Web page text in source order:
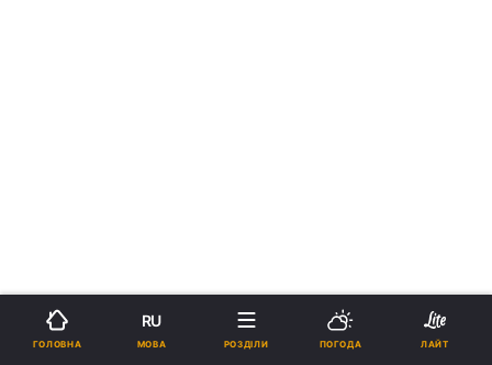
ГОЛОВНА
RU
МОВА РОЗДІЛИ ПОГОДА ЛАЙТ